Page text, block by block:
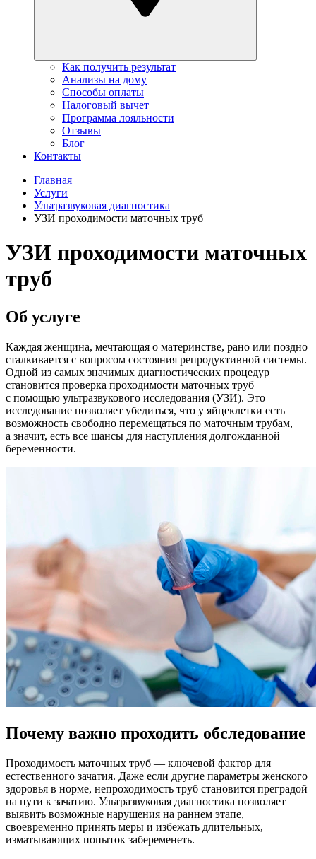
Как получить результат
Анализы на дому
Способы оплаты
Налоговый вычет
Программа лояльности
Отзывы
Блог
Контакты
Главная
Услуги
Ультразвуковая диагностика
УЗИ проходимости маточных труб
УЗИ проходимости маточных
труб
Об услуге
Каждая женщина, мечтающая о материнстве, рано или поздно
сталкивается с вопросом состояния репродуктивной системы.
Одной из самых значимых диагностических процедур
становится проверка проходимости маточных труб
с помощью ультразвукового исследования (УЗИ). Это
исследование позволяет убедиться, что у яйцеклетки есть
возможность свободно перемещаться по маточным трубам,
а значит, есть все шансы для наступления долгожданной
беременности.
Почему важно проходить обследование
Проходимость маточных труб — ключевой фактор для
естественного зачатия. Даже если другие параметры женского
здоровья в норме, непроходимость труб становится преградой
на пути к зачатию. Ультразвуковая диагностика позволяет
выявить возможные нарушения на раннем этапе,
своевременно принять меры и избежать длительных,
изматывающих попыток забеременеть.